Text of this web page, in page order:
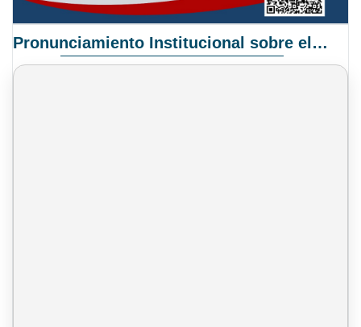
Pronunciamiento Institucional sobre el Proyecto de Ley N° 068/2025-2026 C.S.